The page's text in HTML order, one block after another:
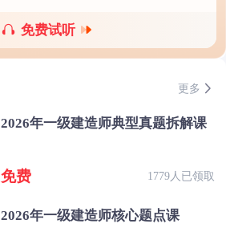
免费试听
更多
2026年一级建造师典型真题拆解课
免费 1779人已领取
2026年一级建造师核心题点课